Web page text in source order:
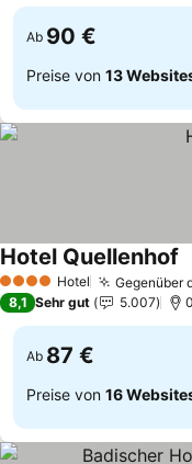
Ab 90 €
Preise von 13
4 Sterne Hotel Gegenüber
Hotel Quellenhof
8,1 Sehr gut 5.007
Ab 87 €
Preise von 16